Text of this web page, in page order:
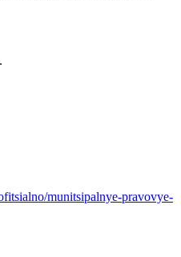
munitsipalnye-pravovye-